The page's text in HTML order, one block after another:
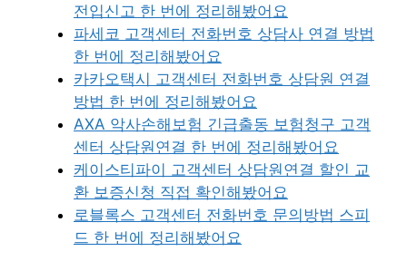
전입신고 한 번에 정리해봤어요
파세코 고객센터 전화번호 상담사 연결 방법
한 번에 정리해봤어요
카카오택시 고객센터 전화번호 상담원 연결
방법 한 번에 정리해봤어요
AXA 악사손해보험 긴급출동 보험청구 고객
센터 상담원연결 한 번에 정리해봤어요
케이스티파이 고객센터 상담원연결 할인 교
환 보증신청 직접 확인해봤어요
로블록스 고객센터 전화번호 문의방법 스피
드 한 번에 정리해봤어요